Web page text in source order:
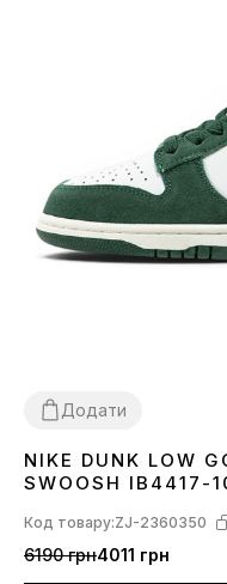
Додати
3839
NIKE DUNK LOW
SWOOSH IB4417-
Код товару:ZJ-2360350
6190 грн4011 грн